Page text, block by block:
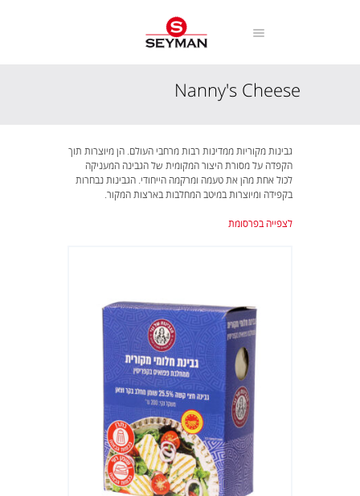
Nanny's Cheese
גבינות מקוריות ממדינות רבות מרחבי העולם. הן מיוצרות תוך
הקפדה על מסורת היצור המקומית של הגבינה המעניקה
לכול אחת מהן את טעמה ומרקמה הייחודי. הגבינות נבחרות
בקפידה ומיוצרות במיטב המחלבות בארצות המקור.
לצפייה בפרסומת